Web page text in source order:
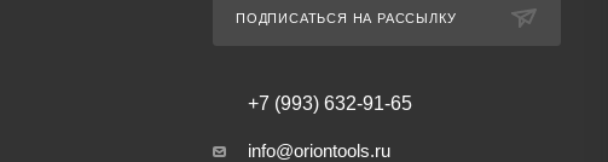
ПОДПИСАТЬСЯ НА РАССЫЛКУ
+7 (993) 632-91-65
info@oriontools.ru